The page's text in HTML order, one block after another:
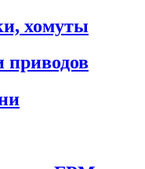
хомуты
приводов